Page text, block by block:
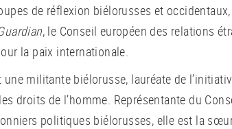
de réflexion biélorusses et
, le Conseil européen des relations
la paix internationale.
une militante biélorusse, lauréate de
droits de l’homme. Représentante du
politiques biélorusses, elle est la